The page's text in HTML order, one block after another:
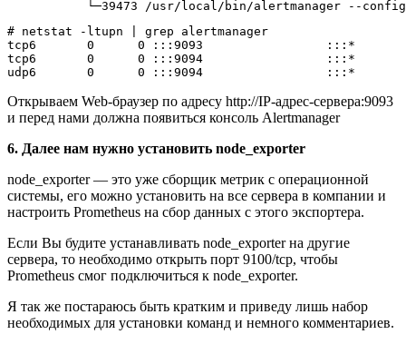
# netstat -ltupn | grep alertmanager
tcp6       0      0 :::9093                 :::*
tcp6       0      0 :::9094                 :::*
Открываем Web-браузер по адресу http://IP-адрес-сервера:9093
и перед нами должна появиться консоль Alertmanager
6. Далее нам нужно установить node_exporter
node_exporter — это уже сборщик метрик с операционной
системы, его можно установить на все сервера в компании и
настроить Prometheus на сбор данных с этого экспортера.
Если Вы будите устанавливать node_exporter на другие
сервера, то необходимо открыть порт 9100/tcp, чтобы
Prometheus смог подключиться к node_exporter.
Я так же постараюсь быть кратким и приведу лишь набор
необходимых для установки команд и немного комментариев.